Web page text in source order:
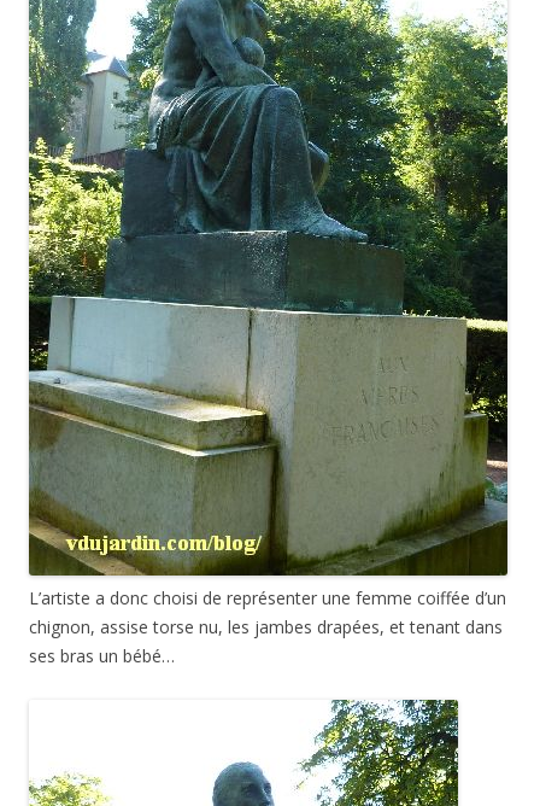
L’artiste a donc choisi de représenter une femme coiffée d’un
chignon, assise torse nu, les jambes drapées, et tenant dans
ses bras un bébé…